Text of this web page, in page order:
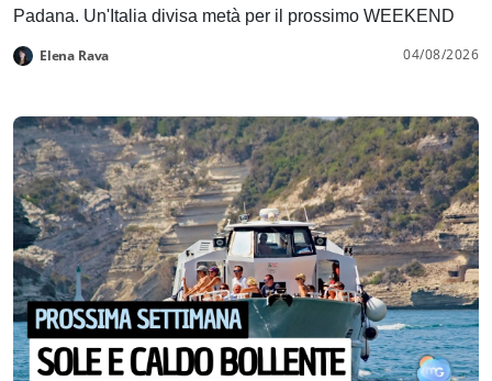
Padana. Un'Italia divisa metà per il prossimo WEEKEND
Elena Rava 04/08/2026